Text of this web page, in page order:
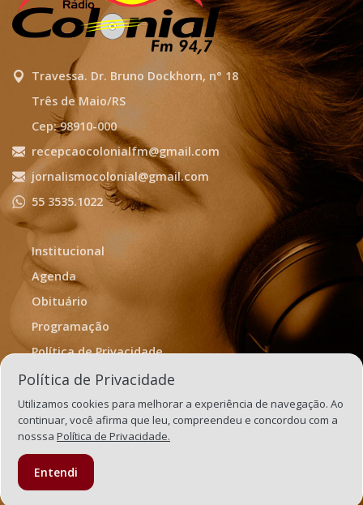
Travessa. Dr. Bruno Dockhorn, n° 18
Três de Maio/RS
Cep: 98910-000
recepcaocolonialfm@gmail.com
jornalismocolonial@gmail.com
55 3535.1022
Institucional
Agenda
Obituário
Programação
Política de Privacidade
Termos de Uso
Política de Privacidade
Utilizamos cookies para melhorar a experiência de navegação. Ao
continuar, você afirma que leu, compreendeu e concordou com a
nosssa Política de Privacidade.
Entendi